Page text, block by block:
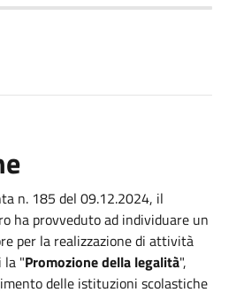
n. 185 del 09.12.2024, il
ha provveduto ad individuare un
per la realizzazione di attività
la "Promozione della legalità",
delle istituzioni scolastiche